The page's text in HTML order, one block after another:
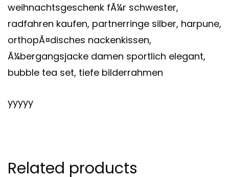
weihnachtsgeschenk fÃ¼r schwester,
radfahren kaufen, partnerringe silber, harpune,
orthopÃ¤disches nackenkissen,
Ã¼bergangsjacke damen sportlich elegant,
bubble tea set, tiefe bilderrahmen
yyyyy
Related products